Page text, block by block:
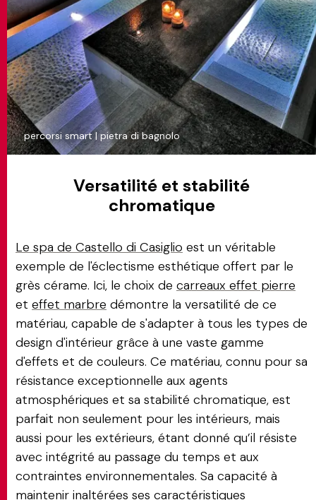
percorsi smart | pietra di bagnolo
Versatilité et stabilité
chromatique
Le spa de Castello di Casiglio est un véritable
exemple de l'éclectisme esthétique offert par le
grès cérame. Ici, le choix de carreaux effet pierre
et effet marbre démontre la versatilité de ce
matériau, capable de s'adapter à tous les types de
design d'intérieur grâce à une vaste gamme
d'effets et de couleurs. Ce matériau, connu pour sa
résistance exceptionnelle aux agents
atmosphériques et sa stabilité chromatique, est
parfait non seulement pour les intérieurs, mais
aussi pour les extérieurs, étant donné qu’il résiste
avec intégrité au passage du temps et aux
contraintes environnementales. Sa capacité à
maintenir inaltérées ses caractéristiques